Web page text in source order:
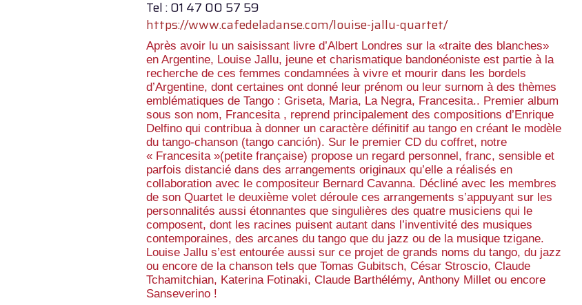
Tel : 01 47 00 57 59
https://www.cafedeladanse.com/louise-jallu-quartet/
Après avoir lu un saisissant livre d’Albert Londres sur la «traite des blanches»
en Argentine, Louise Jallu, jeune et charismatique bandonéoniste est partie à la
recherche de ces femmes condamnées à vivre et mourir dans les bordels
d’Argentine, dont certaines ont donné leur prénom ou leur surnom à des thèmes
emblématiques de Tango : Griseta, Maria, La Negra, Francesita.. Premier album
sous son nom, Francesita , reprend principalement des compositions d’Enrique
Delfino qui contribua à donner un caractère définitif au tango en créant le modèle
du tango-chanson (tango canción). Sur le premier CD du coffret, notre
« Francesita »(petite française) propose un regard personnel, franc, sensible et
parfois distancié dans des arrangements originaux qu’elle a réalisés en
collaboration avec le compositeur Bernard Cavanna. Décliné avec les membres
de son Quartet le deuxième volet déroule ces arrangements s’appuyant sur les
personnalités aussi étonnantes que singulières des quatre musiciens qui le
composent, dont les racines puisent autant dans l’inventivité des musiques
contemporaines, des arcanes du tango que du jazz ou de la musique tzigane.
Louise Jallu s’est entourée aussi sur ce projet de grands noms du tango, du jazz
ou encore de la chanson tels que Tomas Gubitsch, César Stroscio, Claude
Tchamitchian, Katerina Fotinaki, Claude Barthélémy, Anthony Millet ou encore
Sanseverino !